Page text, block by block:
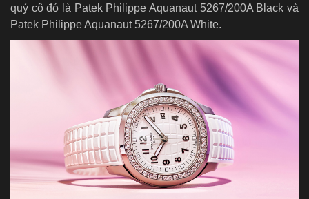
quý cô đó là Patek Philippe Aquanaut 5267/200A Black và
Patek Philippe Aquanaut 5267/200A White.